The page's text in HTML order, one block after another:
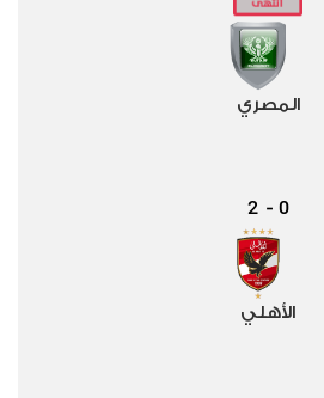
المصري
0
-
2
الأهلي